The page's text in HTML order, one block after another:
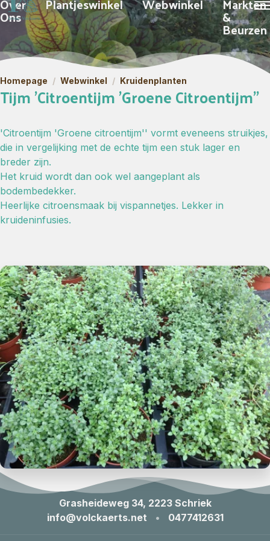
Ons &
Beurzen
Homepage / Webwinkel / Kruidenplanten
Tijm 'Citroentijm 'Groene Citroentijm''
'Citroentijm 'Groene citroentijm'' vormt eveneens struikjes,
die in vergelijking met de echte tijm een stuk lager en
breder zijn.
Het kruid wordt dan ook wel aangeplant als
bodembedekker.
Heerlijke citroensmaak bij vispannetjes. Lekker in
kruideninfusies.
Grasheideweg 34, 2223 Schriek
info@volckaerts.net
• 0477412631